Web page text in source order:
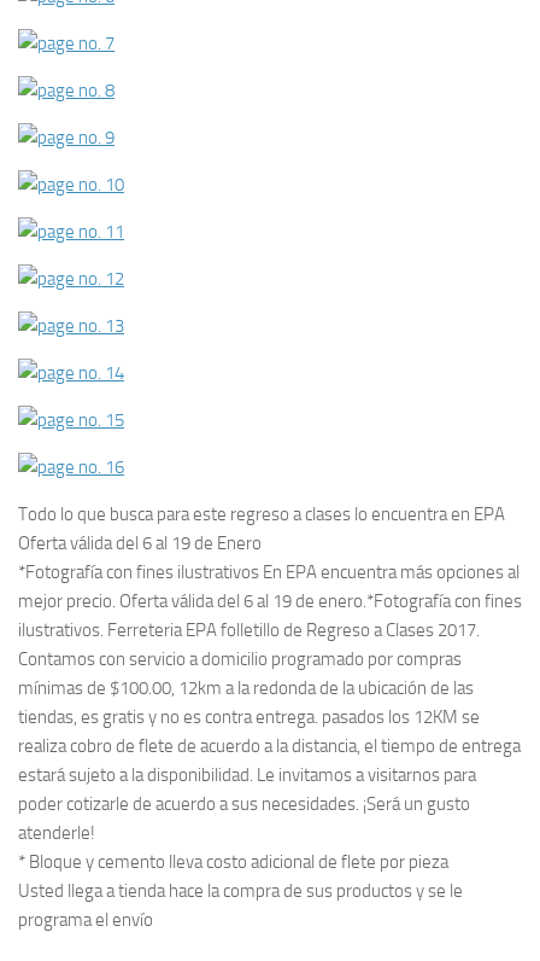
Todo lo que busca para este regreso a clases lo encuentra en EPA
Oferta válida del 6 al 19 de Enero
*Fotografía con fines ilustrativos En EPA encuentra más opciones al
mejor precio. Oferta válida del 6 al 19 de enero.*Fotografía con fines
ilustrativos. Ferreteria EPA folletillo de Regreso a Clases 2017.
Contamos con servicio a domicilio programado por compras
mínimas de $100.00, 12km a la redonda de la ubicación de las
tiendas, es gratis y no es contra entrega. pasados los 12KM se
realiza cobro de flete de acuerdo a la distancia, el tiempo de entrega
estará sujeto a la disponibilidad. Le invitamos a visitarnos para
poder cotizarle de acuerdo a sus necesidades. ¡Será un gusto
atenderle!
* Bloque y cemento lleva costo adicional de flete por pieza
Usted llega a tienda hace la compra de sus productos y se le
programa el envío